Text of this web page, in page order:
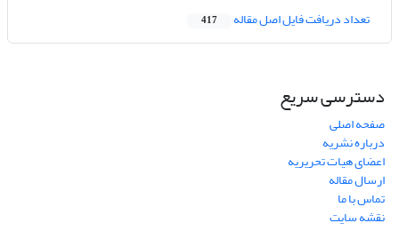
تعداد دریافت فایل اصل مقاله 417
دسترسی سریع
صفحه اصلی
درباره نشریه
اعضای هیات تحریریه
ارسال مقاله
تماس با ما
نقشه سایت